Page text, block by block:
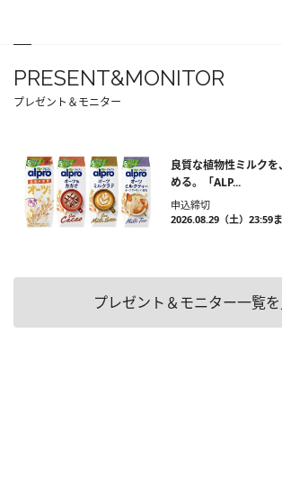
PRESENT&MONITOR
プレゼント＆モニター
良質な植物性ミルク
める。「ALP...
申込締切
2026.08.29（土）23:59
プレゼント＆モニター一覧